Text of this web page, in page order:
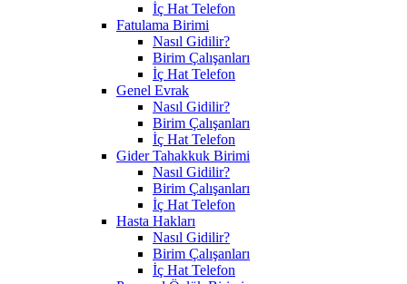
İç Hat Telefon
Fatulama Birimi
Nasıl Gidilir?
Birim Çalışanları
İç Hat Telefon
Genel Evrak
Nasıl Gidilir?
Birim Çalışanları
İç Hat Telefon
Gider Tahakkuk Birimi
Nasıl Gidilir?
Birim Çalışanları
İç Hat Telefon
Hasta Hakları
Nasıl Gidilir?
Birim Çalışanları
İç Hat Telefon